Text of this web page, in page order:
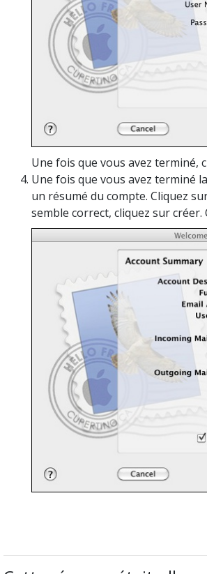
Une fois que vous avez terminé,
Une fois que vous avez terminé
un résumé du compte. Cliquez
semble correct, cliquez sur créer.